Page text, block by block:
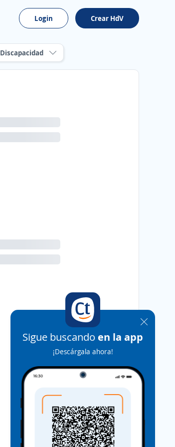
Login Crear HdV
Discapacidad
Sigue buscando en la app
¡Descárgala ahora!